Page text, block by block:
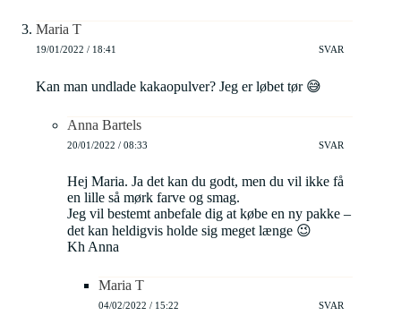
Maria T
19/01/2022 / 18:41 SVAR
Kan man undlade kakaopulver? Jeg er løbet tør 😅
Anna Bartels
20/01/2022 / 08:33 SVAR
Hej Maria. Ja det kan du godt, men du vil ikke få
en lille så mørk farve og smag.
Jeg vil bestemt anbefale dig at købe en ny pakke –
det kan heldigvis holde sig meget længe 😉
Kh Anna
Maria T
04/02/2022 / 15:22 SVAR